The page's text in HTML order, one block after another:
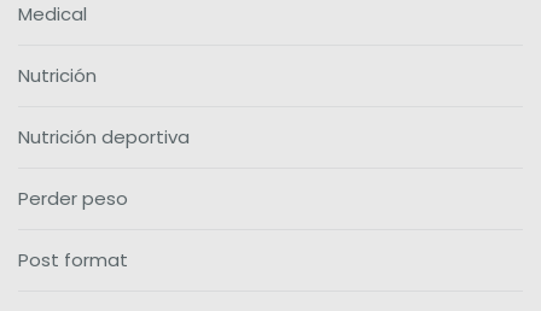
Medical
Nutrición
Nutrición deportiva
Perder peso
Post format